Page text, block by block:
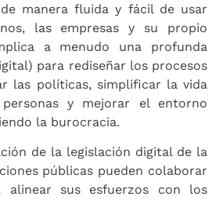
manera fluida y fácil de usar
las empresas y su propio
a menudo una profunda
para rediseñar los procesos
las políticas, simplificar la vida
y mejorar el entorno
la burocracia.
de la legislación digital de la
públicas pueden colaborar
alinear sus esfuerzos con los